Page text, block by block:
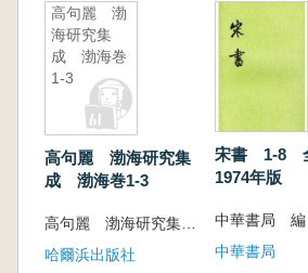
高句麗 渤
海研究集
成 渤海巻
1-3
高句麗 渤海研究集
成 渤海巻1-3
哈爾浜出版社
宋書 1-8
1974年版
中華書局 編
中華書局